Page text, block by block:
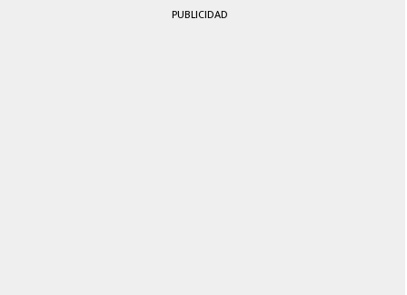
PUBLICIDAD